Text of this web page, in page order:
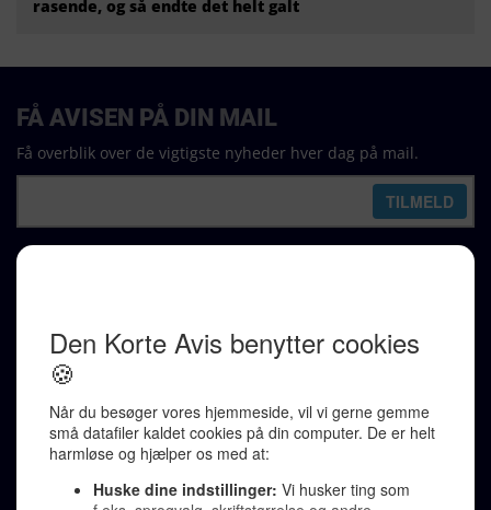
rasende, og så endte det helt galt
Karen Jespersen
Redaktionen kontaktes via mail til
redaktion@denkorteavis.dk
Telefonsvarer 20 30 10 96
Von Ostensgade 22, 2791 Dragør
LINKS
FÅ AVISEN PÅ DIN MAIL
Få overblik over de vigtigste nyheder hver dag på mail.